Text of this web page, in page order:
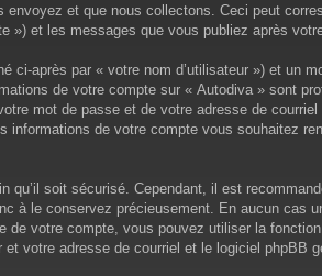
et que nous collectons. Ceci peut
») et les messages que vous publiez après
ci-après par « votre nom d’utilisateur ») et
de votre compte sur « Autodiva » sont
mot de passe et de votre adresse de
de votre compte vous souhaitez
qu’il soit sécurisé. Cependant, il est
à le conservez précieusement. En aucun
votre compte, vous pouvez utiliser la
votre adresse de courriel et le logiciel